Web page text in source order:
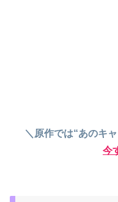
＼原作では“あのキ
今